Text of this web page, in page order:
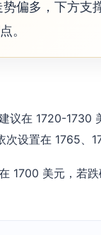
势偏多，下方支
。
议在 1720-1730
次设置在 1765、
1700 美元，若